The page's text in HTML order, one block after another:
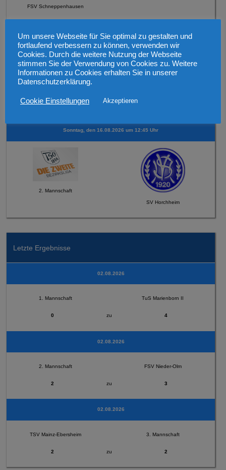
FSV Schneppenhausen
Mittwoch, den 12.08.2026 19:30 Uhr Verbandspokal
SV 1921 Guntersblum
Sonntag, den 16.08.2026 um 12:45 Uhr
2. Mannschaft
SV Horchheim
Letzte Ergebnisse
02.08.2026
1. Mannschaft TuS Marienborn II
0 zu 4
02.08.2026
2. Mannschaft FSV Nieder-Olm
2 zu 3
02.08.2026
TSV Mainz-Ebersheim 3. Mannschaft
2 zu 2
Um unsere Webseite für Sie optimal zu gestalten und
fortlaufend verbessern zu können, verwenden wir
Cookies. Durch die weitere Nutzung der Webseite
stimmen Sie der Verwendung von Cookies zu. Weitere
Informationen zu Cookies erhalten Sie in unserer
Datenschutzerklärung.
Cookie Einstellungen Akzeptieren